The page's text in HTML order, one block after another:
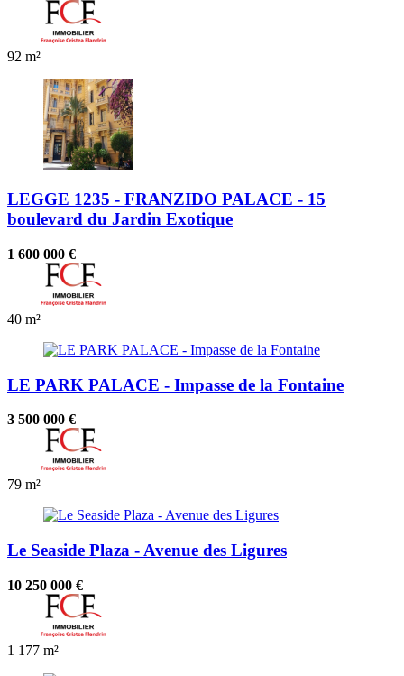
92 m²
LEGGE 1235 - FRANZIDO PALACE - 15
boulevard du Jardin Exotique
1 600 000 €
40 m²
LE PARK PALACE - Impasse de la Fontaine
3 500 000 €
79 m²
Le Seaside Plaza - Avenue des Ligures
10 250 000 €
1 177 m²